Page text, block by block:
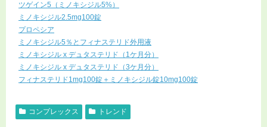
ツゲイン5（ミノキシジル5%）
ミノキシジル2.5mg100錠
プロペシア
ミノキシジル5％とフィナステリド外用液
ミノキシジル x デュタステリド（1ケ月分）
ミノキシジル x デュタステリド（3ケ月分）
フィナステリド1mg100錠＋ミノキシジル錠10mg100錠
コンプレックス トレンド